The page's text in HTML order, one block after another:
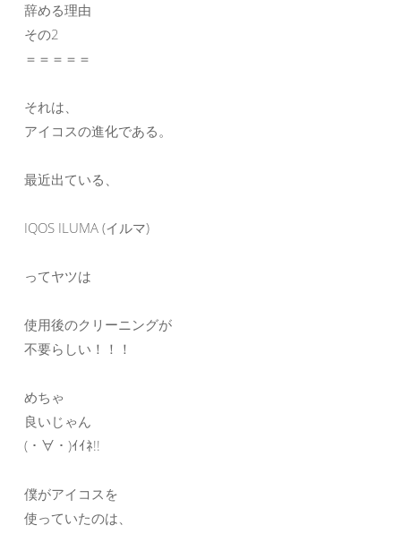
辞める理由
その2
＝＝＝＝＝
それは、
アイコスの進化である。
最近出ている、
IQOS ILUMA (イルマ)
ってヤツは
使用後のクリーニングが
不要らしい！！！
めちゃ
良いじゃん
(・∀・)ｲｲﾈ!!
僕がアイコスを
使っていたのは、